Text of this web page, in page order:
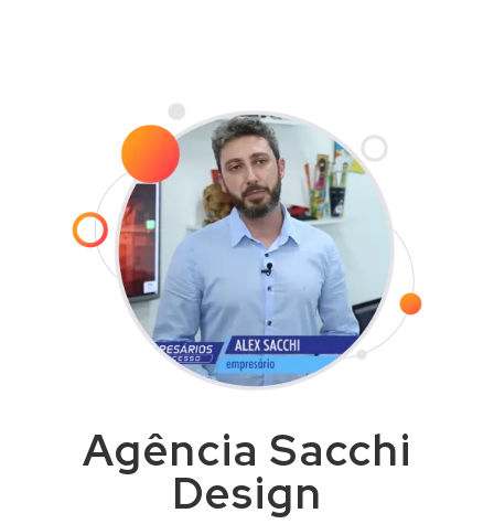
Agência Sacchi
Design